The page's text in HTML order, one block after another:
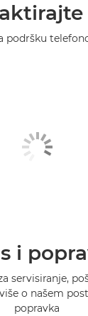
podršku
i
servisiranje,
o našem
popravka